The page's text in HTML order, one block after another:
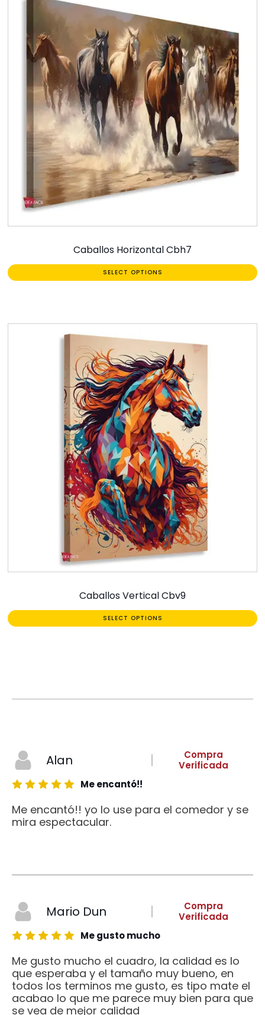
Caballos Horizontal Cbh7
SELECT OPTIONS
Caballos Vertical Cbv9
SELECT OPTIONS
Alan
Compra
Verificada
Me encantó!!
Me encantó!! yo lo use para el comedor y se
mira espectacular.
Mario Dun
Compra
Verificada
Me gusto mucho
Me gusto mucho el cuadro, la calidad es lo
que esperaba y el tamaño muy bueno, en
todos los terminos me gusto, es tipo mate el
acabao lo que me parece muy bien para que
se vea de mejor calidad